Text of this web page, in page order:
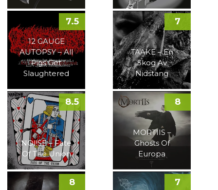
12 GAUGE
AUTOPSY – All
Pigs Get
Slaughtered
7.5
TAAKE – En
Skog Av
Nidstang
7
NOI!SE – Fate
Of The Union
8.5
MORTIIS –
Ghosts Of
Europa
8
8 7